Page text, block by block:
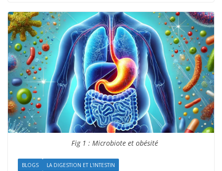
Fig 1 : Microbiote et obésité
BLOGS LA DIGESTION ET L'INTESTIN